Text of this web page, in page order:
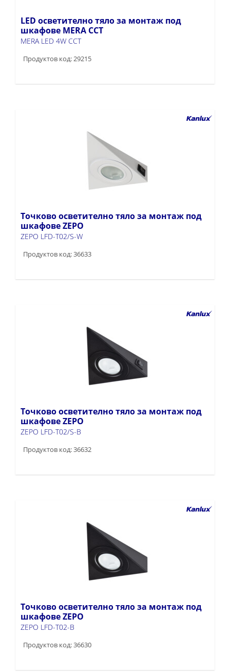
LED осветително тяло за монтаж под
шкафове MERA CCT
MERA LED 4W CCT
Продуктов код: 29215
Точково осветително тяло за монтаж под
шкафове ZEPO
ZEPO LFD-T02/S-W
Продуктов код: 36633
Точково осветително тяло за монтаж под
шкафове ZEPO
ZEPO LFD-T02/S-B
Продуктов код: 36632
Точково осветително тяло за монтаж под
шкафове ZEPO
ZEPO LFD-T02-B
Продуктов код: 36630